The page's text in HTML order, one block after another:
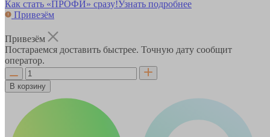
Как стать «ПРОФИ» сразу!Узнать подробнее
Привезём
Привезём
Постараемся доставить быстрее. Точную дату сообщит
оператор.
В корзину